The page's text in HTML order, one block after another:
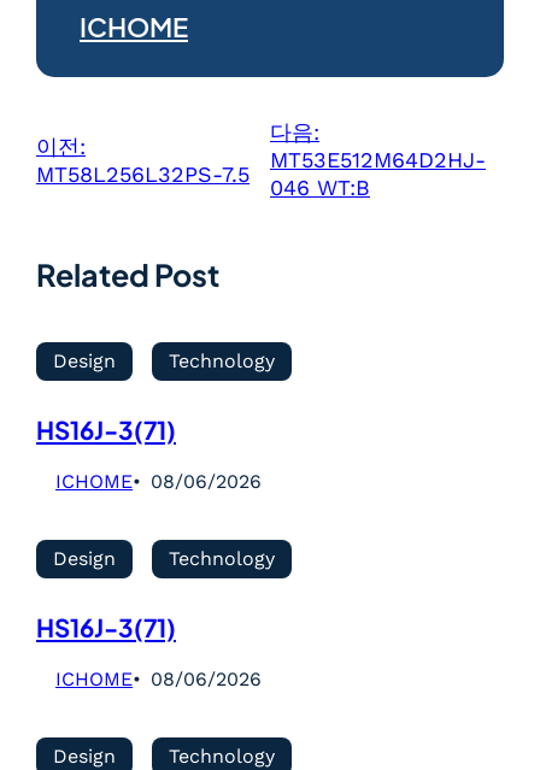
ICHOME
이전:
MT58L256L32PS-7.5
다음:
MT53E512M64D2HJ-
046 WT:B
Related Post
Design Technology
HS16J-3(71)
ICHOME 08/06/2026
Design Technology
HS16J-3(71)
ICHOME 08/06/2026
Design Technology